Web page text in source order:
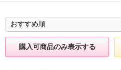
購入可商品のみ表示する